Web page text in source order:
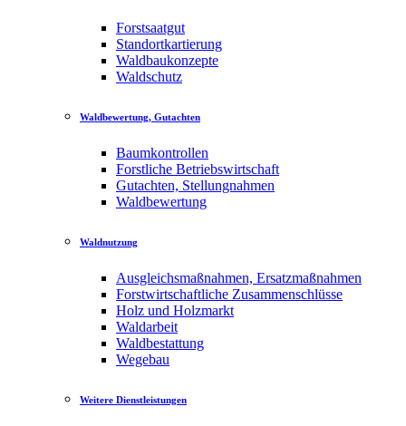
Forstsaatgut
Standortkartierung
Waldbaukonzepte
Waldschutz
Waldbewertung, Gutachten
Baumkontrollen
Forstliche Betriebswirtschaft
Gutachten, Stellungnahmen
Waldbewertung
Waldnutzung
Ausgleichsmaßnahmen, Ersatzmaßnahmen
Forstwirtschaftliche Zusammenschlüsse
Holz und Holzmarkt
Waldarbeit
Waldbestattung
Wegebau
Weitere Dienstleistungen